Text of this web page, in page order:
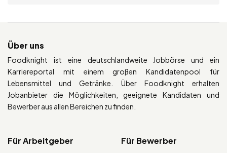
Über uns
Foodknight ist eine deutschlandweite Jobbörse und ein
Karriereportal mit einem großen Kandidatenpool für
Lebensmittel und Getränke. Über Foodknight erhalten
Jobanbieter die Möglichkeiten, geeignete Kandidaten und
Bewerber aus allen Bereichen zu finden.
Für Arbeitgeber Für Bewerber